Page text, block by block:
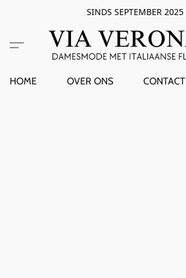
SINDS SEPTEMBER 2025
HOME OVER ONS CONTACT